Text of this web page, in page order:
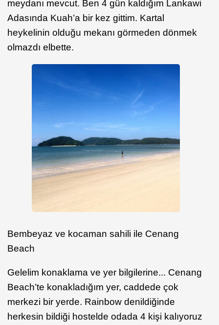
meydanı mevcut. Ben 4 gün kaldığım Lankawi
Adasında Kuah’a bir kez gittim. Kartal
heykelinin olduğu mekanı görmeden dönmek
olmazdı elbette.
Bembeyaz ve kocaman sahili ile Cenang
Beach
Gelelim konaklama ve yer bilgilerine... Cenang
Beach’te konakladığım yer, caddede çok
merkezi bir yerde. Rainbow denildiğinde
herkesin bildiği hostelde odada 4 kişi kalıyoruz